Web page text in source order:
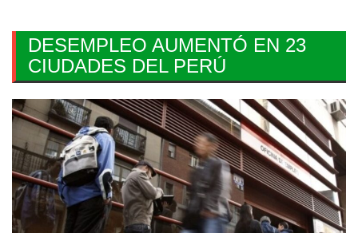
DESEMPLEO AUMENTÓ EN 23
CIUDADES DEL PERÚ